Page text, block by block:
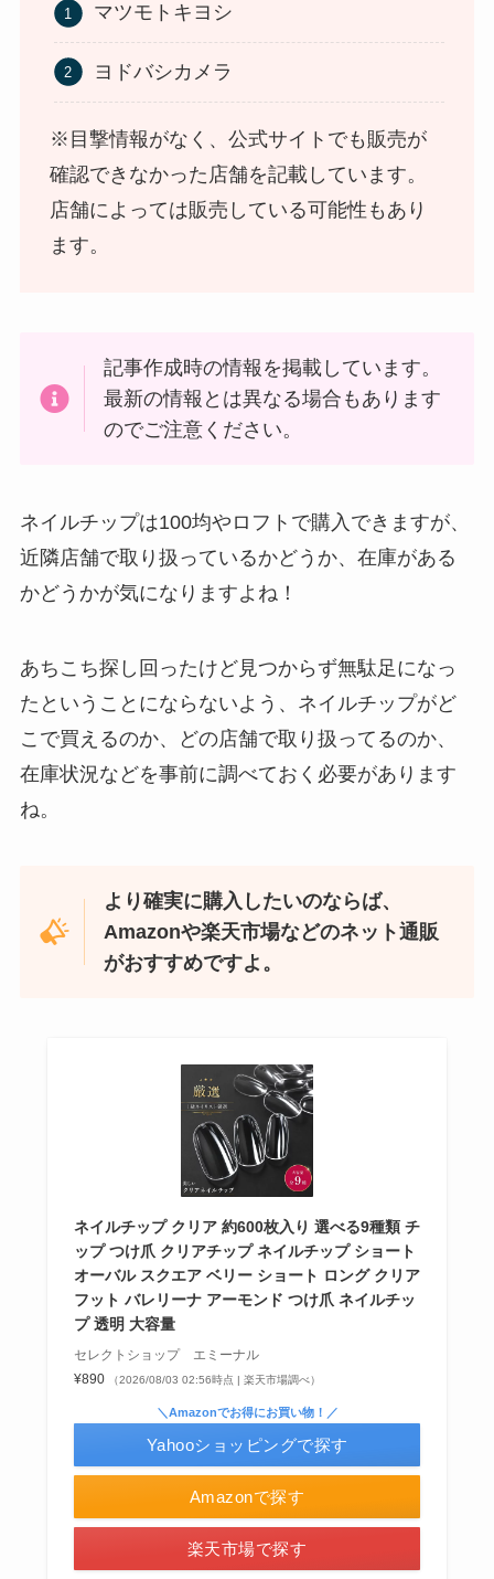
インソールはどこに売ってる？100均やドラッグス
トアで買える！
ってる！
忍者めし鉄の鎧はどこに売ってる？セブン・ロー
ソンなどのコンビニで買える！
和紙はどこに売ってる？ダイソーやLoftで買える！
シャチハタはどこに売ってる？100均やロフトで買
える！
あずきバーこしあんはどこで売ってる？コンビニ
マツモトキヨシ
ヨドバシカメラ
※目撃情報がなく、公式サイトでも販売が
確認できなかった店舗を記載しています。
店舗によっては販売している可能性もあり
ます。
記事作成時の情報を掲載しています。
最新の情報とは異なる場合もあります
のでご注意ください。
ネイルチップは100均やロフトで購入できますが、
近隣店舗で取り扱っているかどうか、在庫がある
かどうかが気になりますよね！
あちこち探し回ったけど見つからず無駄足になっ
たということにならないよう、ネイルチップがど
こで買えるのか、どの店舗で取り扱ってるのか、
在庫状況などを事前に調べておく必要があります
ね。
より確実に購入したいのならば、
Amazonや楽天市場などのネット通販
がおすすめですよ。
ネイルチップ クリア 約600枚入り 選べる9種類 チ
ップ つけ爪 クリアチップ ネイルチップ ショート
オーバル スクエア ベリー ショート ロング クリア
フット バレリーナ アーモンド つけ爪 ネイルチッ
プ 透明 大容量
セレクトショップ エミーナル
¥890
（2026/08/03 02:56時点 | 楽天市場調べ）
Amazonで探す
楽天市場で探す
＼Amazonでお得にお買い物！／
Yahooショッピングで探す